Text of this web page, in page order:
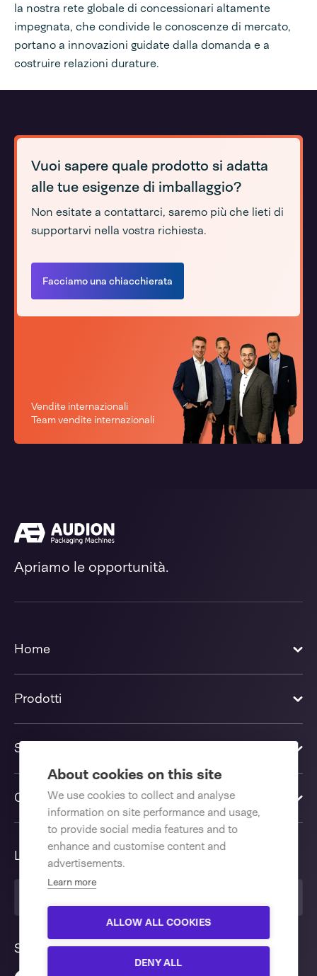
About cookies on this site
We use cookies to collect and analyse
information on site performance and usage,
to provide social media features and to
enhance and customise content and
advertisements.
Learn more
ALLOW ALL COOKIES
DENY ALL
la nostra rete globale di concessionari altamente
impegnata, che condivide le conoscenze di mercato,
portano a innovazioni guidate dalla domanda e a
costruire relazioni durature.
Vuoi sapere quale prodotto si adatta
alle tue esigenze di imballaggio?
Non esitate a contattarci, saremo più che lieti di
supportarvi nella vostra richiesta.
Facciamo una chiacchierata
Vendite internazionali
Team vendite internazionali
Apriamo le opportunità.
Home
Prodotti
Soluzioni
Contattaci
Lingua
Seguici